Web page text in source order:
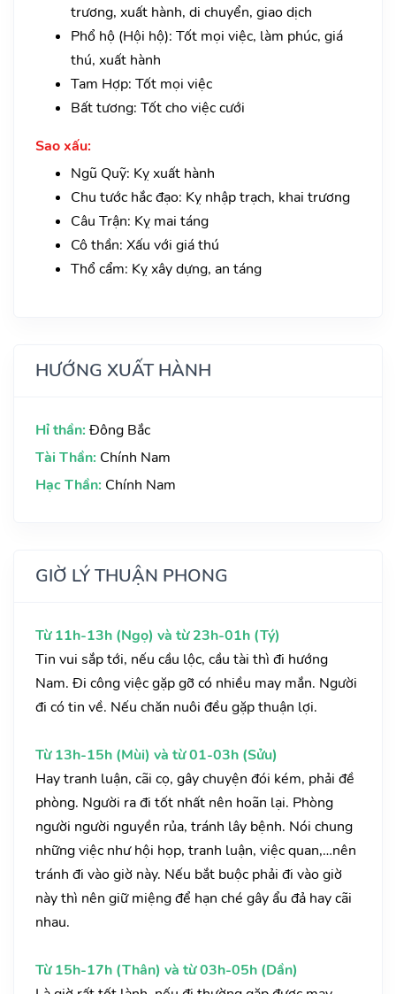
trương, xuất hành, di chuyển, giao dịch
Phổ hộ (Hội hộ): Tốt mọi việc, làm phúc, giá
thú, xuất hành
Tam Hợp: Tốt mọi việc
Bất tương: Tốt cho việc cưới
Sao xấu:
Ngũ Quỹ: Kỵ xuất hành
Chu tước hắc đạo: Kỵ nhập trạch, khai trương
Câu Trận: Kỵ mai táng
Cô thần: Xấu với giá thú
Thổ cẩm: Kỵ xây dựng, an táng
HƯỚNG XUẤT HÀNH
Hỉ thần: Đông Bắc
Tài Thần: Chính Nam
Hạc Thần: Chính Nam
GIỜ LÝ THUẬN PHONG
Từ 11h-13h (Ngọ) và từ 23h-01h (Tý)
Tin vui sắp tới, nếu cầu lộc, cầu tài thì đi hướng
Nam. Đi công việc gặp gỡ có nhiều may mắn. Người
đi có tin về. Nếu chăn nuôi đều gặp thuận lợi.
Từ 13h-15h (Mùi) và từ 01-03h (Sửu)
Hay tranh luận, cãi cọ, gây chuyện đói kém, phải đề
phòng. Người ra đi tốt nhất nên hoãn lại. Phòng
người người nguyền rủa, tránh lây bệnh. Nói chung
những việc như hội họp, tranh luận, việc quan,…nên
tránh đi vào giờ này. Nếu bắt buộc phải đi vào giờ
này thì nên giữ miệng để hạn ché gây ẩu đả hay cãi
nhau.
Từ 15h-17h (Thân) và từ 03h-05h (Dần)